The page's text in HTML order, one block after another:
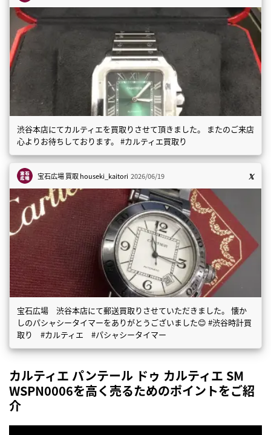
渋谷本店にてカルティエを買取りさせて頂きました。 またのご来店
心よりお待ちしております。 #カルティエ買取り
宝石広場 買取houseki_kaitori 2026/06/19
宝石広場 渋谷本店にて郵送買取りさせていただきました。 懐か
しのパシャシータイマーをありがとうございました😊 #渋谷時計買
取り #カルティエ #パシャシータイマー
カルティエ パンテール ドゥ カルティエ SM
WSPN0006を高く売るためのポイントをご紹
介